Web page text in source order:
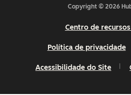
Copyright © 2026
Centro de
Política de privacidade
Acessibilidade do Site